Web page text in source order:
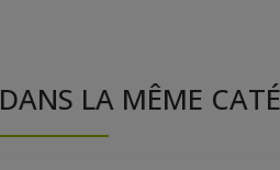
DANS LA MÊME